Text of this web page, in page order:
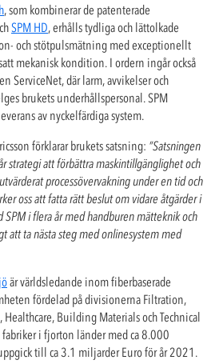
, som kombinerar de patenterade
SPM HD, erhålls tydliga och lättolkade
och stötpulsmätning med exceptionellt
mekanisk kondition. I ordern ingår också
ServiceNet, där larm, avvikelser och
brukets underhållspersonal. SPM
av nyckelfärdiga system.
förklarar brukets satsning: ”Satsningen
strategi att förbättra maskintillgänglighet och
processövervakning under en tid och
oss att fatta rätt beslut om vidare åtgärder i
SPM i flera år med handburen mätteknik och
att ta nästa steg med onlinesystem med
är världsledande inom fiberbaserade
fördelad på divisionerna Filtration,
Healthcare, Building Materials och Technical
i fjorton länder med ca 8.000
till ca 3.1 miljarder Euro för år 2021.